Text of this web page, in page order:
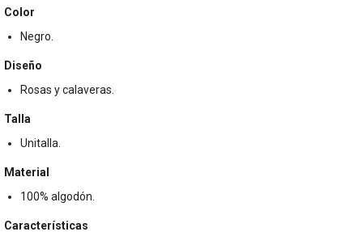
Color
Negro.
Diseño
Rosas y calaveras.
Talla
Unitalla.
Material
100% algodón.
Características